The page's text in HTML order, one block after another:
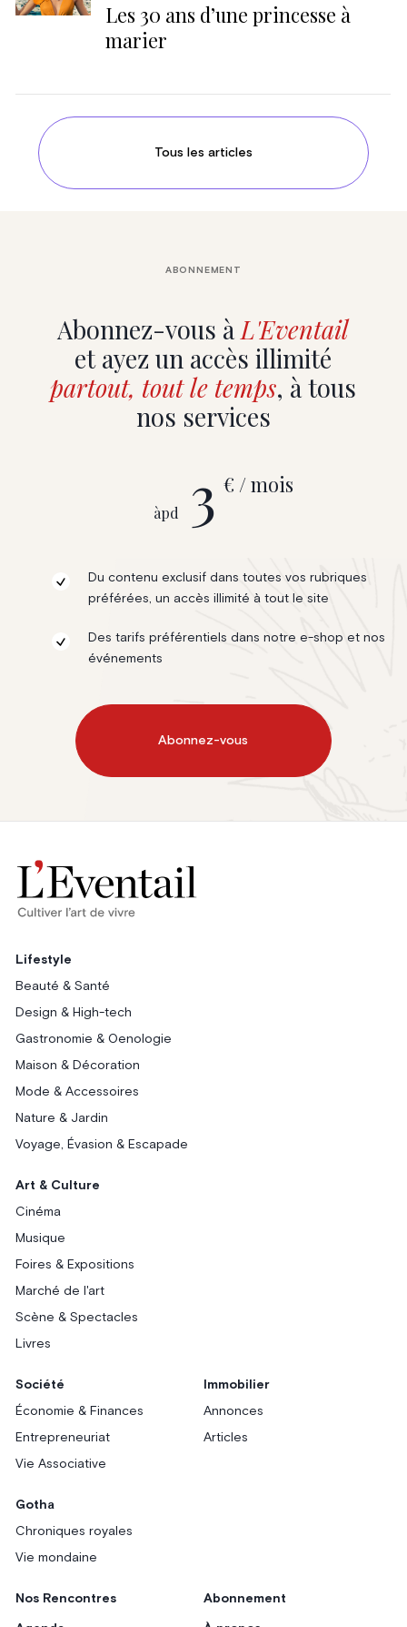
Les 30 ans d’une princesse à
marier
Tous les articles
Abonnez-vous àL'Eventail
et ayez un accès illimité
partout, tout le temps, à tous
nos services
ABONNEMENT
àpd 3 € / mois
Du contenu exclusif dans toutes vos rubriques
préférées, un accès illimité à tout le site
Des tarifs préférentiels dans notre e-shop et nos
événements
Abonnez-vous
Lifestyle
Beauté & Santé
Design & High-tech
Gastronomie & Oenologie
Maison & Décoration
Mode & Accessoires
Nature & Jardin
Voyage, Évasion & Escapade
Art & Culture
Cinéma
Musique
Foires & Expositions
Marché de l'art
Scène & Spectacles
Livres
Société
Économie & Finances
Entrepreneuriat
Vie Associative
Immobilier
Annonces
Articles
Gotha
Chroniques royales
Vie mondaine
Nos Rencontres Abonnement